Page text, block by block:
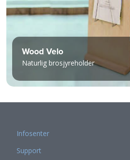
Wood Velo
Naturlig brosjyreholder
Infosenter
Support